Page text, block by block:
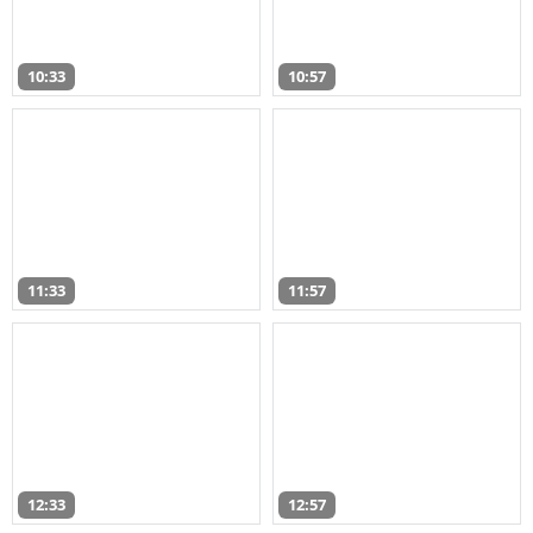
10:33 10:57
11:33 11:57
12:33 12:57